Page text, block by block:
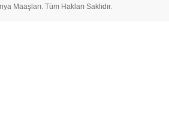
Maaşları. Tüm Hakları Saklıdır.